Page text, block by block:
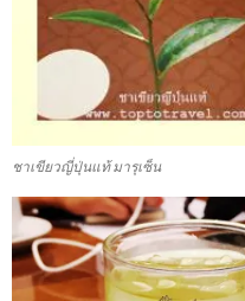
ชาเขียวญี่ปุ่นแท้ มารุเซ็น